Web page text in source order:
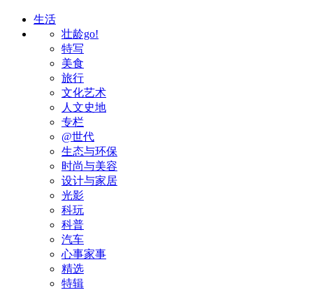
生活
壮龄go!
特写
美食
旅行
文化艺术
人文史地
专栏
@世代
生态与环保
时尚与美容
设计与家居
光影
科玩
科普
汽车
心事家事
精选
特辑